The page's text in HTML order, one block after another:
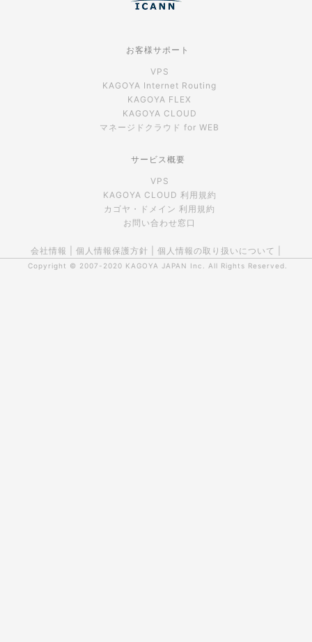
お客様サポート
VPS
KAGOYA Internet Routing
KAGOYA FLEX
KAGOYA CLOUD
マネージドクラウド for WEB
サービス概要
VPS
KAGOYA CLOUD 利用規約
カゴヤ・ドメイン 利用規約
お問い合わせ窓口
会社情報 個人情報保護方針 個人情報の取り扱いについて
Copyright © 2007-2020 KAGOYA JAPAN Inc. All Rights Reserved.